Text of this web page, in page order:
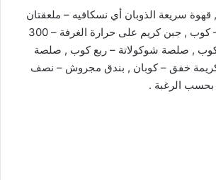
كيك فانيليا جاهز – 1 , قهوة سريعة الذوبان أي نسكافيه – ملعقتان
كبيرتان , ماء ساخن – كوب , جبن كريم على حرارة الغرفة – 300
, صلصة شوكولاتة – ربع كوب , صلصة
خفق – كوبان , بندق مجروش – نصف
بحسب الرغبة .